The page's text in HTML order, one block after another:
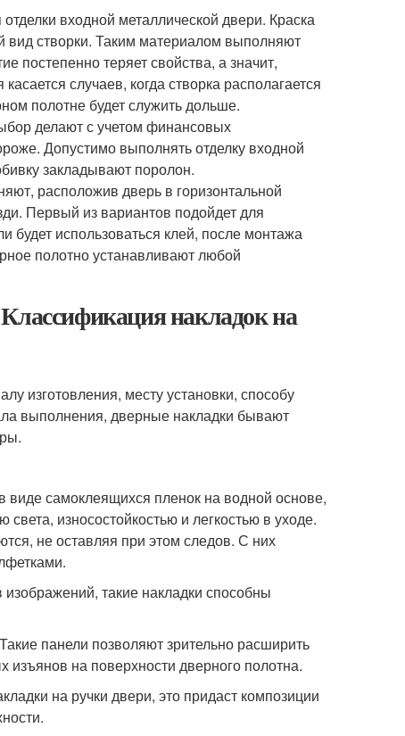
входной металлической двери. Краска
вид створки. Таким материалом выполняют
постепенно теряет свойства, а значит,
случаев, когда створка располагается
полотне будет служить дольше.
делают с учетом финансовых
Допустимо выполнять отделку входной
закладывают поролон.
расположив дверь в горизонтальной
Первый из вариантов подойдет для
будет использоваться клей, после монтажа
полотно устанавливают любой
накладок на
изготовления, месту установки, способу
выполнения, дверные накладки бывают
самоклеящихся пленок на водной основе,
износостойкостью и легкостью в уходе.
не оставляя при этом следов. С них
такие накладки способны
панели позволяют зрительно расширить
изъянов на поверхности дверного полотна.
на ручки двери, это придаст композиции